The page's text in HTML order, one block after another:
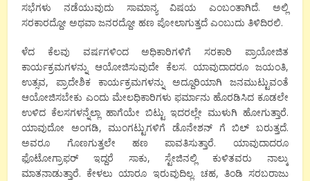
ಸಭೆಗಳು ನಡೆಯುವುದು ಸಾಮಾನ್ಯ ವಿಷಯ ಎಂಬಂತಾಗಿದೆ. ಅಲ್ಲಿ
ಸರಕಾರದ್ದೋ ಅಥವಾ ಜನರದ್ದೋ ಹಣ ಪೋಲಾಗುತ್ತದೆ ಎಂಬುದು ತಿಳಿದಿರಲಿ.
ಳೆದ ಕೆಲವು ವರ್ಷಗಳಿಂದ ಅಧಿಕಾರಿಗಳಿಗೆ ಸರಕಾರಿ ಪ್ರಾಯೋಜಿತ
ಕಾರ್ಯಕ್ರಮಗಳನ್ನು ಆಯೋಜಿಸುವುದೇ ಕೆಲಸ. ಯಾವುದಾದರೂ ಜಯಂತಿ,
ಉತ್ಸವ, ಪ್ರಾದೇಶಿಕ ಕಾರ್ಯಕ್ರಮಗಳನ್ನು ಅದ್ದೂರಿಯಾಗಿ ಜನಮುಟ್ಟುವಂತೆ
ಆಯೋಜಿಸಬೇಕು ಎಂದು ಮೇಲಧಿಕಾರಿಗಳು ಫರ್ಮಾನು ಹೊರಡಿಸಿದ ಕೂಡಲೇ
ಉಳಿದ ಕೆಲಸಗಳನ್ನೆಲ್ಲಾ ಹಾಗೆಯೇ ಬಿಟ್ಟು ಇದರಲ್ಲೇ ಮುಳುಗಿ ಹೋಗುತ್ತಾರೆ.
ಯಾವುದೋ ಅಂಗಡಿ, ಮುಂಗಟ್ಟುಗಳಿಗೆ ಡೊನೇಶನ್ ಗೆ ಬಿಲ್ ಬರುತ್ತದೆ.
ಅವರೂ ಗೊಣಗುತ್ತಲೇ ಹಣ ಪಾವತಿಸುತ್ತಾರೆ. ಯಾವುದಾದರೂ
ಫೊಟೋಗ್ರಾಫರ್ ಇದ್ದರೆ ಸಾಕು, ಸ್ಟೇಜಿನಲ್ಲಿ ಕುಳಿತವರು ನಾಲ್ಕು
ಮಾತನಾಡುತ್ತಾರೆ. ಕೇಳಲು ಯಾರೂ ಇರುವುದಿಲ್ಲ. ಚಹ, ತಿಂಡಿ ಸರಬರಾಜು